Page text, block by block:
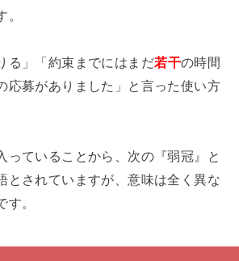
る」「約束までにはまだ若干の時間
応募がありました」と言った使い方
っていることから、次の『弱冠』と
とされていますが、意味は全く異な
す。